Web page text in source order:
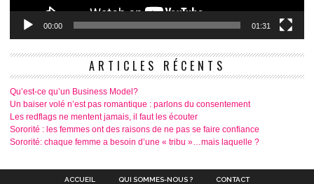
00:00 01:31
ARTICLES RÉCENTS
Qu’est-ce qu’un Business Model?
Un baiser volé n’est pas romantique : parlons du consentement
Les redflags ne mentent jamais, il faut les écouter
Sororité : les femmes ont des raisons de ne pas se faire confiance
Sororité: chaque femme a besoin d’une « tribu »…mais laquelle ?
ACCUEIL QUI SOMMES-NOUS ? CONTACT